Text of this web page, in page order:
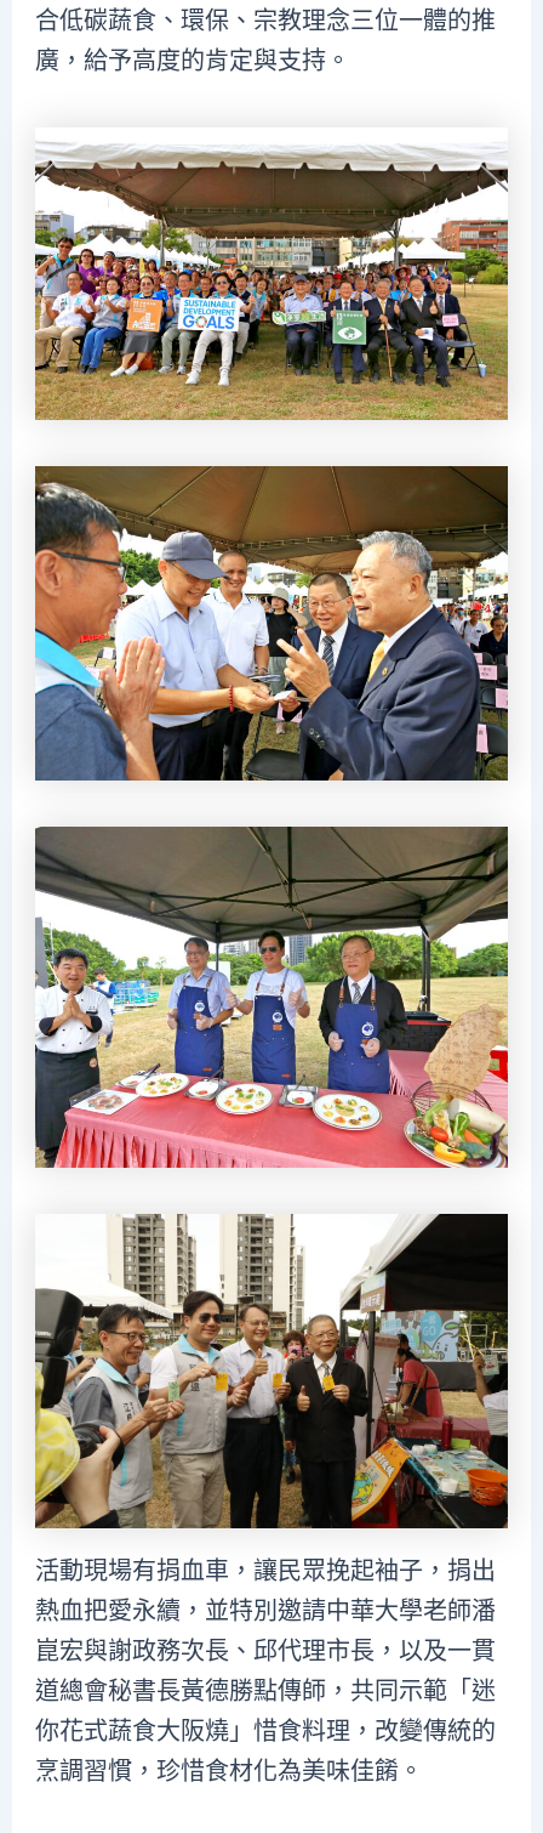
合低碳蔬食、環保、宗教理念三位一體的推
廣，給予高度的肯定與支持。
活動現場有捐血車，讓民眾挽起袖子，捐出
熱血把愛永續，並特別邀請中華大學老師潘
崑宏與謝政務次長、邱代理市長，以及一貫
道總會秘書長黃德勝點傳師，共同示範「迷
你花式蔬食大阪燒」惜食料理，改變傳統的
烹調習慣，珍惜食材化為美味佳餚。